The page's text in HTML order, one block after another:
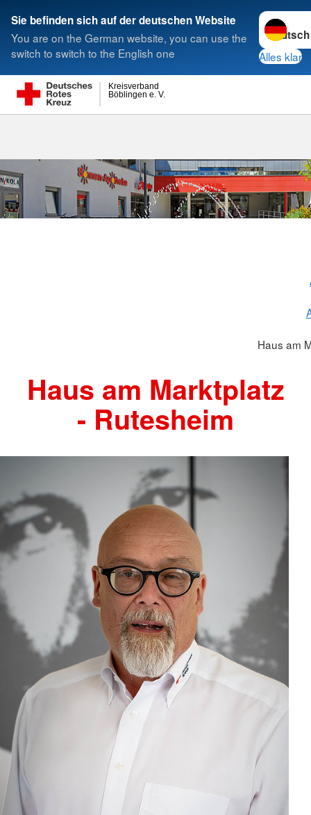
Sie befinden sich auf der deutschen Website
You are on the German website, you can use the
switch to switch to the English one
Sprache
Alles klar
Böblingen e. V.
Kreisverband
Suche
Haus am
Haus am Marktplatz
- Rutesheim